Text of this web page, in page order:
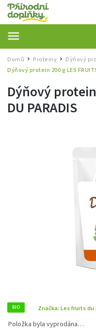
Domů / Proteiny / Dýňový
Dýňový protein 200 g LES
Dýňový protein
DU PARADIS
BIO Značka: Les fruits du
Položka byla vyprodána…